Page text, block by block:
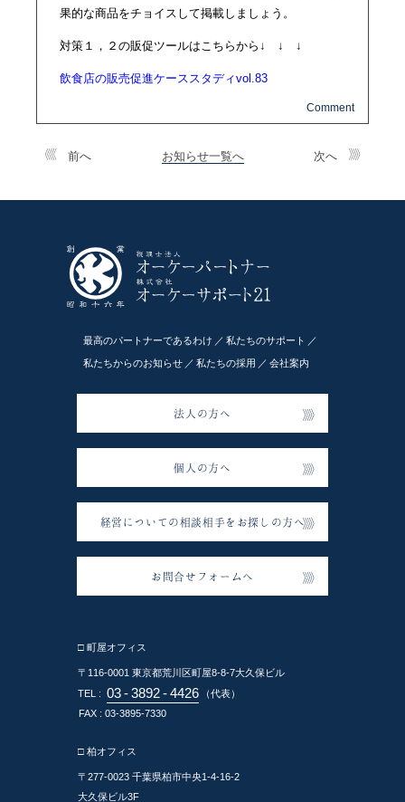
果的な商品をチョイスして掲載しましょう。
対策１，２の販促ツールはこちらから↓ ↓ ↓
飲食店の販売促進ケーススタディvol.83
前へ お知らせ一覧へ 次へ
最高のパートナーであるわけ 私たちのサポート
私たちからのお知らせ 私たちの採用 会社案内
法人の方へ
個人の方へ
経営についての相談相手をお探しの方へ
お問合せフォームへ
□ 町屋オフィス
〒116-0001 東京都荒川区町屋8-8-7大久保ビル
TEL : 03 - 3892 - 4426
（代表）
FAX : 03-3895-7330
□ 柏オフィス
〒277-0023 千葉県柏市中央1-4-16-2
大久保ビル3F